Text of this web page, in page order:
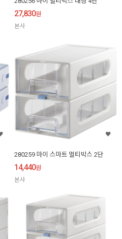
27,830원
본사
280259 마이 스마트 멀티박스 2단
14,440원
본사